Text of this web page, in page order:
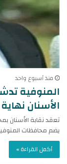
منذ أسبوع واحد
المنوفية
الأسنان
تعقد نقابة الأسنان
يضم محافظات
أكمل القراءة »